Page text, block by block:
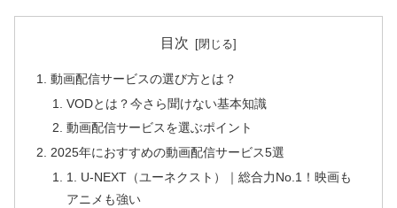
目次
動画配信サービスの選び方とは？
VODとは？今さら聞けない基本知識
動画配信サービスを選ぶポイント
2025年におすすめの動画配信サービス5選
1. U-NEXT（ユーネクスト）｜総合力No.1！映画も
アニメも強い